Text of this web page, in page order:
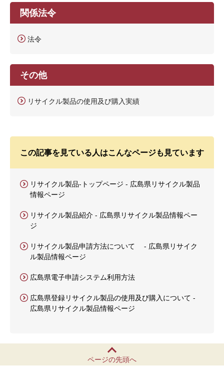
関係法令
法令
その他
リサイクル製品の使用及び購入実績
この記事を見ている人はこんなページも見ています
リサイクル製品-トップページ - 広島県リサイクル製品
情報ページ
リサイクル製品紹介 - 広島県リサイクル製品情報ペー
ジ
リサイクル製品申請方法について - 広島県リサイク
ル製品情報ページ
広島県電子申請システム利用方法
広島県登録リサイクル製品の使用及び購入について -
広島県リサイクル製品情報ページ
ページの先頭へ